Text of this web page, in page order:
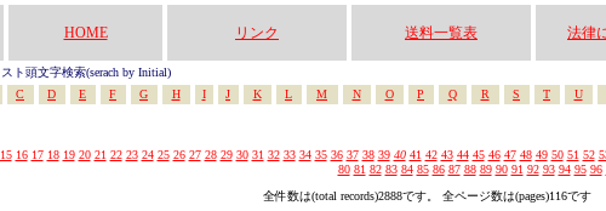
HOME リンク 送料一覧表 法律
ト頭文字検索(serach by Initial)
C
D E F G H I J K L M N O P Q R S T U
15 16 17 18 19 20 21 22 23 24 25 26 27 28 29 30 31 32 33 34 35 36 37 38 39 40 41 42 43 44 45 46 47 48 49 50 51 52
80 81 82 83 84 85 86 87 88 89 90 91 92 93 94 95 96
全件数は(total records)2888です。 全ページ数は(pages)116です